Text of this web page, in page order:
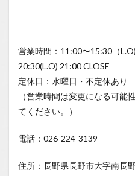
営業時間：11:00〜15:30（
20:30(L.O) 21:00 CLOSE
定休日：水曜日・不定休あり
（営業時間は変更になる可能
てください。）
電話：026-224-3139
住所：長野県長野市大字南長